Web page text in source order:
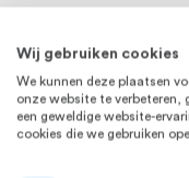
Wij gebruiken cookies
We kunnen deze plaatsen
onze website te verbeteren,
een geweldige website-
cookies die we gebruiken